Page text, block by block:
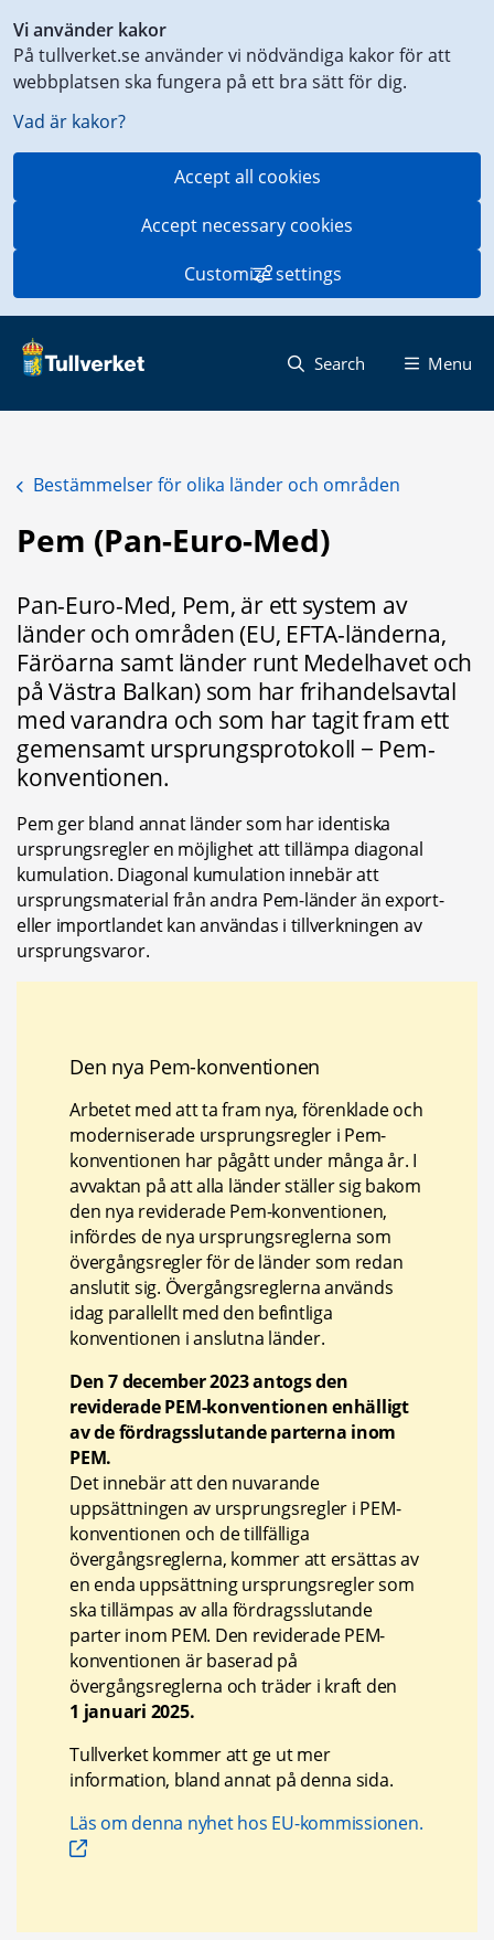
Vi använder kakor
På tullverket.se använder vi nödvändiga kakor för att
webbplatsen ska fungera på ett bra sätt för dig.
Vad är kakor?
Accept all cookies
Accept necessary cookies
Customize settings
to
content
on
this
Search Menu
Bestämmelser för olika länder och områden
Pem (Pan-Euro-Med)
Pan-Euro-Med, Pem, är ett system av
länder och områden (EU, EFTA-länderna,
Färöarna samt länder runt Medelhavet och
på Västra Balkan) som har frihandelsavtal
med varandra och som har tagit fram ett
gemensamt ursprungsprotokoll − Pem-
konventionen.
Pem ger bland annat länder som har identiska
ursprungsregler en möjlighet att tillämpa diagonal
kumulation. Diagonal kumulation innebär att
ursprungsmaterial från andra Pem-länder än export-
eller importlandet kan användas i tillverkningen av
ursprungsvaror.
Den nya Pem-konventionen
Arbetet med att ta fram nya, förenklade och
moderniserade ursprungsregler i Pem-
konventionen har pågått under många år. I
avvaktan på att alla länder ställer sig bakom
den nya reviderade Pem-konventionen,
infördes de nya ursprungsreglerna som
övergångsregler för de länder som redan
anslutit sig. Övergångsreglerna används
idag parallellt med den befintliga
konventionen i anslutna länder.
Den 7 december 2023 antogs den
reviderade PEM-konventionen enhälligt
av de fördragsslutande parterna inom
PEM.
Det innebär att den nuvarande
uppsättningen av ursprungsregler i PEM-
konventionen och de tillfälliga
övergångsreglerna, kommer att ersättas av
en enda uppsättning ursprungsregler som
ska tillämpas av alla fördragsslutande
parter inom PEM. Den reviderade PEM-
konventionen är baserad på
övergångsreglerna och träder i kraft den
1 januari 2025.
Tullverket kommer att ge ut mer
information, bland annat på denna sida.
Läs om denna nyhet hos EU-kommissionen.